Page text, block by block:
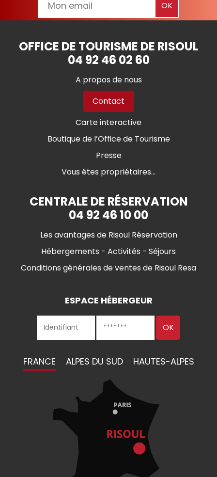
OFFICE DE TOURISME DE RISOUL
04 92 46 02 60
A propos de nous
Contact
Carte interactive
Boutique de l’Office de Tourisme
Presse
Vous êtes propriétaires...
CENTRALE DE RÉSERVATION
04 92 46 10 00
Les avantages de Risoul Réservation
Hébergements - Activités - Séjours
Conditions générales de ventes de Risoul Resa
ESPACE HÉBERGEUR
FRANCE ALPES DU SUD HAUTES-ALPES